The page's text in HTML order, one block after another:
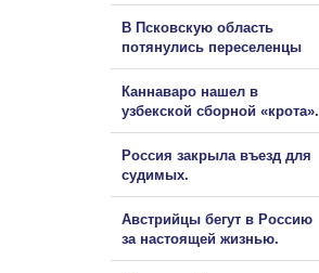
В Псковскую область
потянулись переселенцы
Каннаваро нашел в
узбекской сборной «крота».
Россия закрыла въезд для
судимых.
Австрийцы бегут в Россию
за настоящей жизнью.